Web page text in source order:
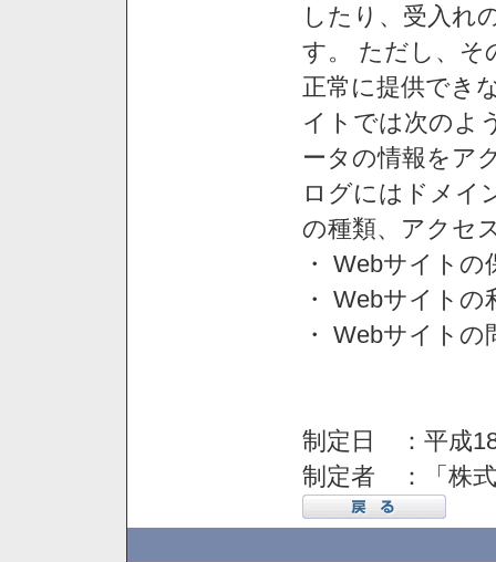
したり、受入れ
す。 ただし、そ
正常に提供でき
イトでは次のよ
ータの情報をア
ログにはドメイ
の種類、アクセ
・ Webサイトの
・ Webサイト
・ Webサイト
制定日 ：平成
制定者 ：「株